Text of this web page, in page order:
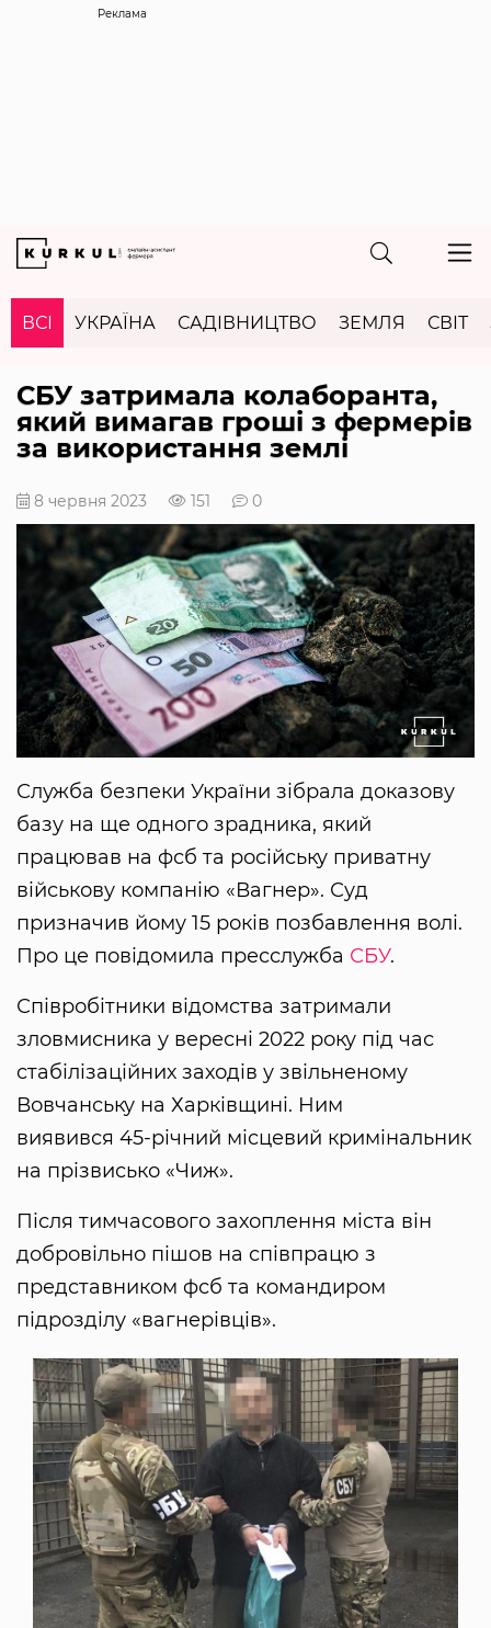
Реклама
ВСІ УКРАЇНА САДІВНИЦТВО ЗЕМЛЯ СВІТ
СБУ затримала колаборанта,
який вимагав гроші з фермерів
за використання землі
8 червня 2023 151 0
Служба безпеки України зібрала доказову
базу на ще одного зрадника, який
працював на фсб та російську приватну
військову компанію «Вагнер». Суд
призначив йому 15 років позбавлення волі.
Про це повідомила пресслужба СБУ.
Співробітники відомства затримали
зловмисника у вересні 2022 року під час
стабілізаційних заходів у звільненому
Вовчанську на Харківщині. Ним
виявився 45-річний місцевий кримінальник
на прізвисько «Чиж».
Після тимчасового захоплення міста він
добровільно пішов на співпрацю з
представником фсб та командиром
підрозділу «вагнерівців».